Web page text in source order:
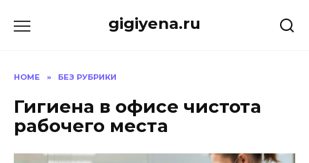
gigiyena.ru
HOME » БЕЗ РУБРИКИ
Гигиена в офисе чистота
рабочего места